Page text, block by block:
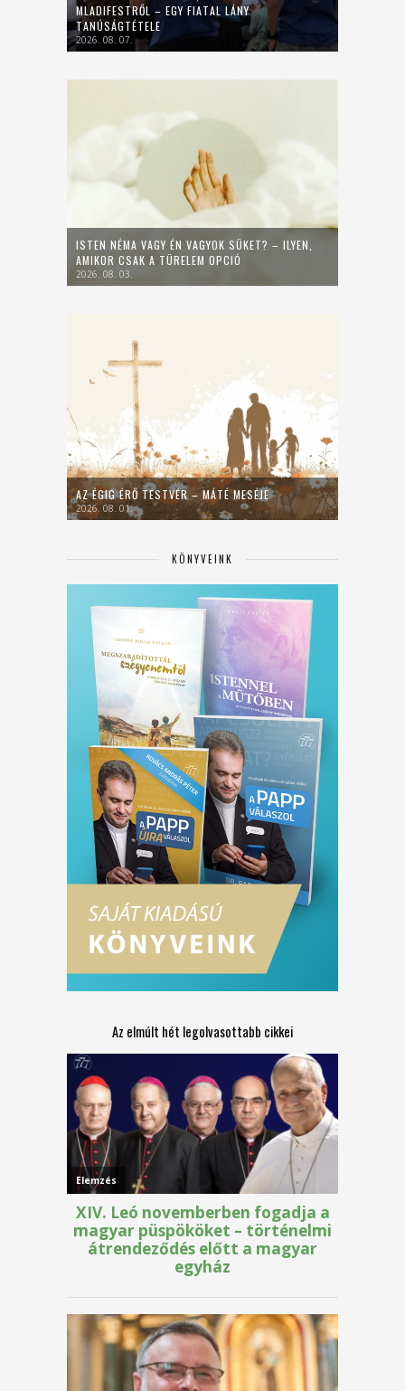
MLADIFESTRŐL – EGY FIATAL LÁNY
TANÚSÁGTÉTELE
2026. 08. 07.
ISTEN NÉMA VAGY ÉN VAGYOK SÜKET? – ILYEN,
AMIKOR CSAK A TÜRELEM OPCIÓ
2026. 08. 03.
AZ ÉGIG ÉRŐ TESTVÉR – MÁTÉ MESÉJE
2026. 08. 01.
KÖNYVEINK
Az elmúlt hét legolvasottabb cikkei